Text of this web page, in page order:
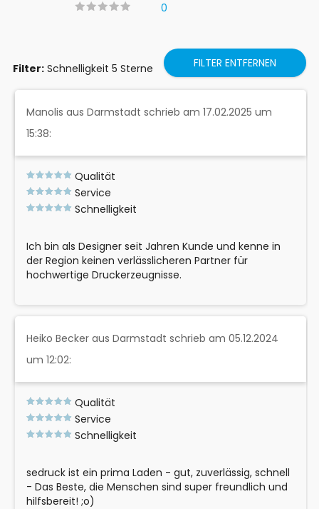
0
Filter: Schnelligkeit 5 Sterne FILTER ENTFERNEN
Manolis aus Darmstadt schrieb am 17.02.2025 um
15:38:
Qualität
Service
Schnelligkeit
Ich bin als Designer seit Jahren Kunde und kenne in
der Region keinen verlässlicheren Partner für
hochwertige Druckerzeugnisse.
Heiko Becker aus Darmstadt schrieb am 05.12.2024
um 12:02:
Qualität
Service
Schnelligkeit
sedruck ist ein prima Laden - gut, zuverlässig, schnell
- Das Beste, die Menschen sind super freundlich und
hilfsbereit! ;o)